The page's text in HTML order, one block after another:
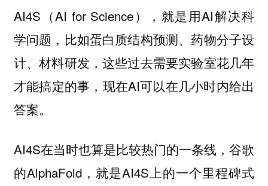
AI4S（AI for Science），就是用AI解决科
学问题，比如蛋白质结构预测、药物分子设
计、材料研发，这些过去需要实验室花几年
才能搞定的事，现在AI可以在几小时内给出
答案。
AI4S在当时也算是比较热门的一条线，谷歌
的AlphaFold，就是AI4S上的一个里程碑式